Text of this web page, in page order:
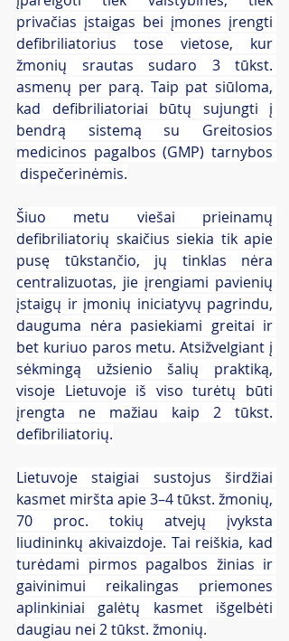
privačias įstaigas bei įmones įrengti
defibriliatorius tose vietose, kur
žmonių srautas sudaro 3 tūkst.
asmenų per parą. Taip pat siūloma,
kad defibriliatoriai būtų sujungti į
bendrą sistemą su Greitosios
medicinos pagalbos (GMP) tarnybos
dispečerinėmis.
Šiuo metu viešai prieinamų
defibriliatorių skaičius siekia tik apie
pusę tūkstančio, jų tinklas nėra
centralizuotas, jie įrengiami pavienių
įstaigų ir įmonių iniciatyvų pagrindu,
dauguma nėra pasiekiami greitai ir
bet kuriuo paros metu. Atsižvelgiant į
sėkmingą užsienio šalių praktiką,
visoje Lietuvoje iš viso turėtų būti
įrengta ne mažiau kaip 2 tūkst.
defibriliatorių.
Lietuvoje staigiai sustojus širdžiai
kasmet miršta apie 3–4 tūkst. žmonių,
70 proc. tokių atvejų įvyksta
liudininkų akivaizdoje. Tai reiškia, kad
turėdami pirmos pagalbos žinias ir
gaivinimui reikalingas priemones
aplinkiniai galėtų kasmet išgelbėti
daugiau nei 2 tūkst. žmonių.